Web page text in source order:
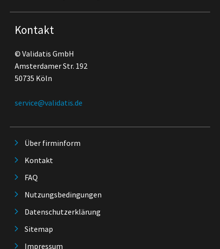
Kontakt
© Validatis GmbH
Amsterdamer Str. 192
50735 Köln
service@validatis.de
Über firminform
Kontakt
FAQ
Nutzungsbedingungen
Datenschutzerklärung
Sitemap
Impressum